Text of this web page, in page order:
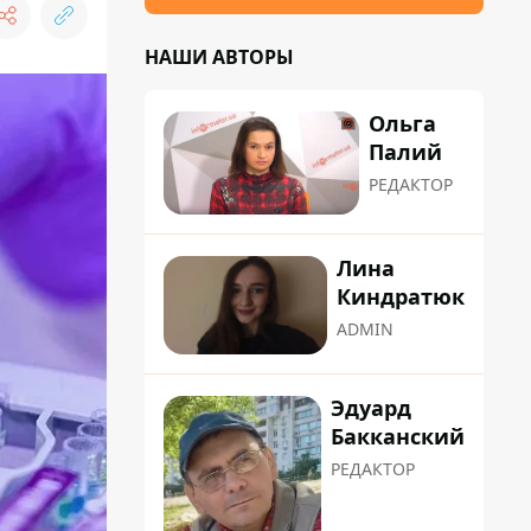
НАШИ АВТОРЫ
Ольга
Палий
РЕДАКТОР
Лина
Киндратюк
ADMIN
Эдуард
Бакканский
РЕДАКТОР